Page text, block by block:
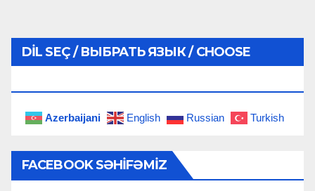
DIL SEÇ / ВЫБРАТЬ ЯЗЫК / CHOOSE
Azerbaijani English Russian Turkish
FACEBOOK SƏHIFƏMIZ